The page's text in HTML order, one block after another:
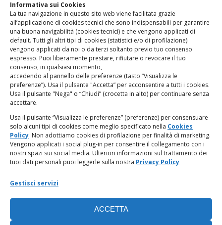
Informativa sui Cookies
La tua navigazione in questo sito web viene facilitata grazie
all’applicazione di cookies tecnici che sono indispensabili per garantire
una buona navigabilità (cookies tecnici) e che vengono applicati di
default. Tutti gli altri tipi di cookies (statistici e/o di profilazione)
vengono applicati da noi o da terzi soltanto previo tuo consenso
espresso. Puoi liberamente prestare, rifiutare o revocare il tuo
consenso, in qualsiasi momento,
accedendo al pannello delle preferenze (tasto “Visualizza le
preferenze”). Usa il pulsante "Accetta” per acconsentire a tutti i cookies.
Usa il pulsante "Nega" o “Chiudi” (crocetta in alto) per continuare senza
accettare.
Usa il pulsante “Visualizza le preferenze” (preferenze) per consensuare
solo alcuni tipi di cookies come meglio specificato nella Cookies
Policy Non adottiamo cookies di profilazione per finalità di marketing.
Vengono applicati i social plug-in per consentire il collegamento con i
nostri spazi sui social media. Ulteriori informazioni sul trattamento dei
tuoi dati personali puoi leggerle sulla nostra Privacy Policy
Gestisci servizi
ACCETTA
www.odg.toscana.it – testata registrata presso il Tribunale di
Firenze al nr. 5208 dell’ 08.10.2002. Direttore responsabile:
Giampaolo Marchini – C.F. 80005790482
LINK UTILI
PagoPA
Privacy Policy
Regolamento categorie particolari di dati personali e dati
giudiziari
Amministrazione Trasparente
Cookie Policy (UE)